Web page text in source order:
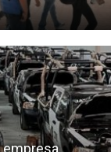
empresa